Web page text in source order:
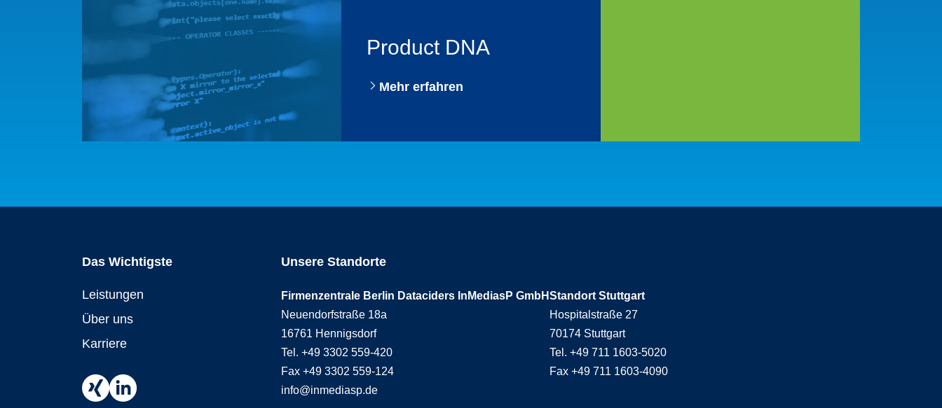
Product DNA
Mehr erfahren
Das Wichtigste
Leistungen
Über uns
Karriere
Unsere Standorte
Firmenzentrale Berlin Dataciders InMediasP GmbH
Neuendorfstraße 18a
16761 Hennigsdorf
Tel. +49 3302 559-420
Fax +49 3302 559-124
info@inmediasp.de
Standort Stuttgart
Hospitalstraße 27
70174 Stuttgart
Tel. +49 711 1603-5020
Fax +49 711 1603-4090